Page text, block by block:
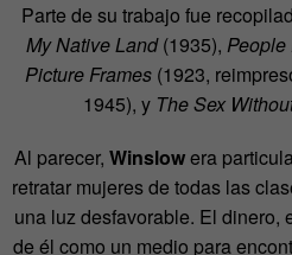
Parte de su trabajo fue
My Native Land(1935), People
Picture Frames(1923,
1945), y The Sex
Al parecer, Winslowera
retratar mujeres de todas las
una luz desfavorable. El dinero,
de él como un medio para